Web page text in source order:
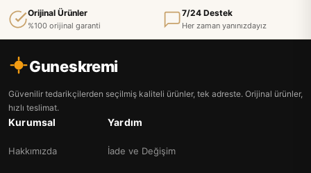
Orijinal Ürünler
%100 orijinal garanti
7/24 Destek
Her zaman yanınızdayız
Guneskremi
Güvenilir tedarikçilerden seçilmiş kaliteli ürünler, tek adreste. Orijinal ürünler,
hızlı teslimat.
Kurumsal
Hakkımızda
Yardım
İade ve Değişim